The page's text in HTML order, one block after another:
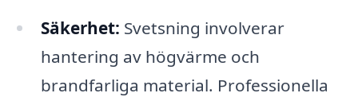
Säkerhet: Svetsning involverar
hantering av högvärme och
brandfarliga material. Professionella